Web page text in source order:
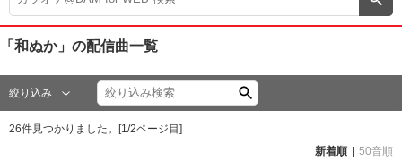
カラオケ＠DAM
ユーザー検索
「和ぬか」 の配信曲一覧
絞り込み
26件見つかりました。[1 /2ページ目]
新着順
50音順